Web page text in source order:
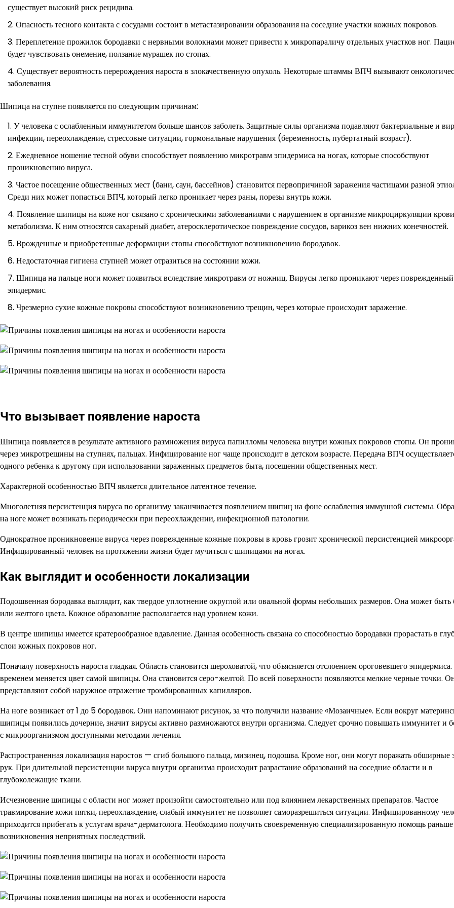
существует высокий риск рецидива.
Опасность тесного контакта с сосудами состоит в метастазировании образования на соседние участки кожных покровов.
Переплетение прожилок бородавки с нервными волокнами может привести к микропараличу отдельных участков ног.
будет чувствовать онемение, ползание мурашек по стопах.
Существует вероятность перерождения нароста в злокачественную опухоль. Некоторые штаммы ВПЧ вызывают
заболевания.
Шипица на ступне появляется по следующим причинам:
У человека с ослабленным иммунитетом больше шансов заболеть. Защитные силы организма подавляют бактериальные и
инфекции, переохлаждение, стрессовые ситуации, гормональные нарушения (беременность, пубертатный возраст).
Ежедневное ношение тесной обуви способствует появлению микротравм эпидермиса на ногах, которые способствуют
проникновению вируса.
Частое посещение общественных мест (бани, саун, бассейнов) становится первопричиной заражения частицами разной
Среди них может попасться ВПЧ, который легко проникает через раны, порезы внутрь кожи.
Появление шипицы на коже ног связано с хроническими заболеваниями с нарушением в организме микроциркуляции
метаболизма. К ним относятся сахарный диабет, атеросклеротическое повреждение сосудов, варикоз вен нижних конечностей.
Врожденные и приобретенные деформации стопы способствуют возникновению бородавок.
Недостаточная гигиена ступней может отразиться на состоянии кожи.
Шипица на пальце ноги может появиться вследствие микротравм от ножниц. Вирусы легко проникают через поврежденный
эпидермис.
Чрезмерно сухие кожные покровы способствуют возникновению трещин, через которые происходит заражение.
Что вызывает появление нароста
Шипица появляется в результате активного размножения вируса папилломы человека внутри кожных покровов стопы. Он
через микротрещины на ступнях, пальцах. Инфицирование ног чаще происходит в детском возрасте. Передача ВПЧ
одного ребенка к другому при использовании зараженных предметов быта, посещении общественных мест.
Характерной особенностью ВПЧ является длительное латентное течение.
Многолетняя персистенция вируса по организму заканчивается появлением шипиц на фоне ослабления иммунной системы.
на ноге может возникать периодически при переохлаждении, инфекционной патологии.
Однократное проникновение вируса через поврежденные кожные покровы в кровь грозит хронической персистенцией
Инфицированный человек на протяжении жизни будет мучиться с шипицами на ногах.
Как выглядит и особенности локализации
Подошвенная бородавка выглядит, как твердое уплотнение округлой или овальной формы небольших размеров. Она может быть
или желтого цвета. Кожное образование располагается над уровнем кожи.
В центре шипицы имеется кратерообразное вдавление. Данная особенность связана со способностью бородавки прорастать в
слои кожных покровов ног.
Поначалу поверхность нароста гладкая. Область становится шероховатой, что объясняется отслоением ороговевшего
временем меняется цвет самой шипицы. Она становится серо-желтой. По всей поверхности появляются мелкие черные точки.
представляют собой наружное отражение тромбированных капилляров.
На ноге возникает от 1 до 5 бородавок. Они напоминают рисунок, за что получили название «Мозаичные». Если вокруг
шипицы появились дочерние, значит вирусы активно размножаются внутри организма. Следует срочно повышать иммунитет и
с микроорганизмом доступными методами лечения.
Распространенная локализация наростов — сгиб большого пальца, мизинец, подошва. Кроме ног, они могут поражать обширные
рук. При длительной персистенции вируса внутри организма происходит разрастание образований на соседние области и в
глубоколежащие ткани.
Исчезновение шипицы с области ног может произойти самостоятельно или под влиянием лекарственных препаратов. Частое
травмирование кожи пятки, переохлаждение, слабый иммунитет не позволяет саморазрешиться ситуации. Инфицированному
приходится прибегать к услугам врача-дерматолога. Необходимо получить своевременную специализированную помощь
возникновения неприятных последствий.